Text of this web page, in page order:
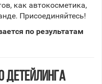
как автокосметика,
Присоединяйтесь!
по результатам